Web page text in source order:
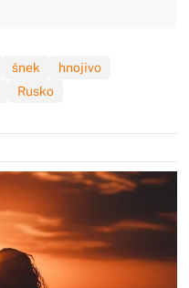
šnek
hnojivo
Rusko